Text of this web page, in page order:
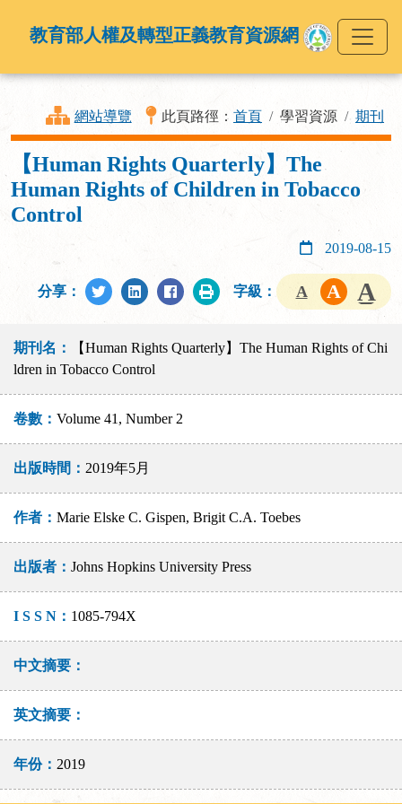
教育部人權及轉型正義教育資源網
網站導覽 此頁路徑： 首頁 學習資源 期刊
【Human Rights Quarterly】The
Human Rights of Children in Tobacco
Control
2019-08-15
分享： 字級：
期刊名：
【Human Rights Quarterly】The Human Rights of Chi
ldren in Tobacco Control
卷數：Volume 41, Number 2
出版時間： 2019年5月
作者：Marie Elske C. Gispen, Brigit C.A. Toebes
出版者：Johns Hopkins University Press
I S S N： 1085-794X
中文摘要：
英文摘要：
年份： 2019